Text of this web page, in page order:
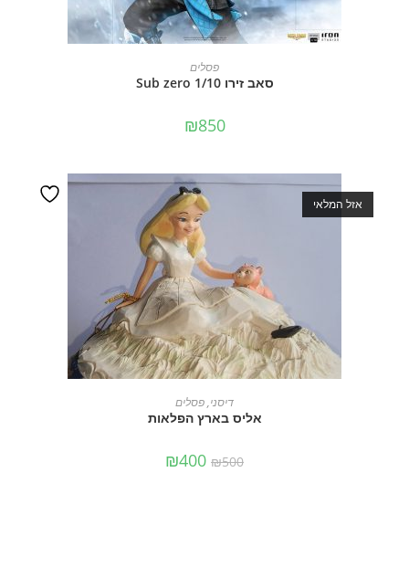
מידע נוסף
פסלים
סאב זירו 1/10 Sub zero
₪850
אזל המלאי
מידע נוסף
דיסני,פסלים
אליס בארץ הפלאות
₪500
₪400